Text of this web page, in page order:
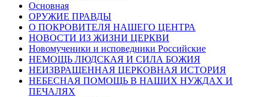
Основная
ОРУЖИЕ ПРАВДЫ
О ПОКРОВИТЕЛЯ НАШЕГО ЦЕНТРА
НОВОСТИ ИЗ ЖИЗНИ ЦЕРКВИ
Новомученики и исповедники Российские
НЕМОЩЬ ЛЮДСКАЯ И СИЛА БОЖИЯ
НЕИЗВРАЩЕННАЯ ЦЕРКОВНАЯ ИСТОРИЯ
НЕБЕСНАЯ ПОМОЩЬ В НАШИХ НУЖДАХ И
ПЕЧАЛЯХ